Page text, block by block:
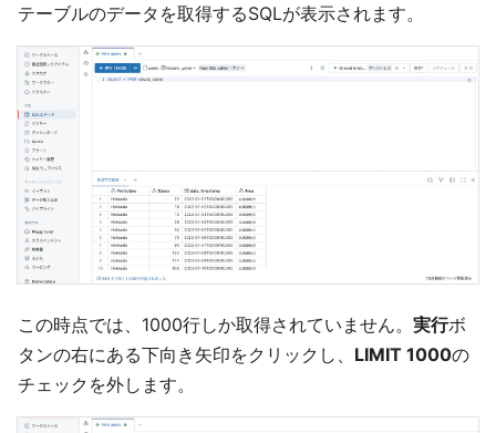
テーブルのデータを取得するSQLが表示されます。
この時点では、1000行しか取得されていません。 実行ボ
タンの右にある下向き矢印をクリックし、 LIMIT 1000の
チェックを外します。